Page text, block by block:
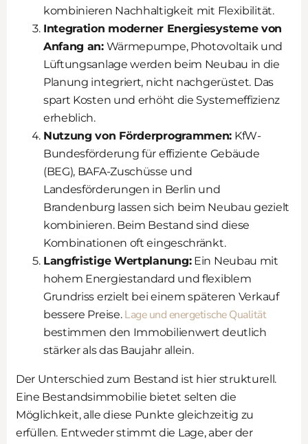
kombinieren Nachhaltigkeit mit Flexibilität.
Integration moderner Energiesysteme von
Anfang an:Wärmepumpe, Photovoltaik und
Lüftungsanlage werden beim Neubau in die
Planung integriert, nicht nachgerüstet. Das
spart Kosten und erhöht die Systemeffizienz
erheblich.
Nutzung von Förderprogrammen: KfW-
Bundesförderung für effiziente Gebäude
(BEG), BAFA-Zuschüsse und
Landesförderungen in Berlin und
Brandenburg lassen sich beim Neubau gezielt
kombinieren. Beim Bestand sind diese
Kombinationen oft eingeschränkt.
Langfristige Wertplanung:Ein Neubau mit
hohem Energiestandard und flexiblem
Grundriss erzielt bei einem späteren Verkauf
bessere Preise. Lage und energetische Qualität
bestimmen den Immobilienwert deutlich
stärker als das Baujahr allein.
Der Unterschied zum Bestand ist hier strukturell.
Eine Bestandsimmobilie bietet selten die
Möglichkeit, alle diese Punkte gleichzeitig zu
erfüllen. Entweder stimmt die Lage, aber der